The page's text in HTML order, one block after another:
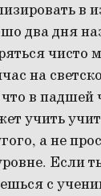
в
два дня
чисто
на
в падшей
учить
а не
Если
с